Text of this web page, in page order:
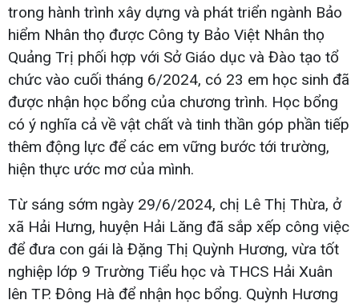
trong hành trình xây dựng và phát triển ngành Bảo
hiểm Nhân thọ được Công ty Bảo Việt Nhân thọ
Quảng Trị phối hợp với Sở Giáo dục và Đào tạo tổ
chức vào cuối tháng 6/2024, có 23 em học sinh đã
được nhận học bổng của chương trình. Học bổng
có ý nghĩa cả về vật chất và tinh thần góp phần tiếp
thêm động lực để các em vững bước tới trường,
hiện thực ước mơ của mình.
Từ sáng sớm ngày 29/6/2024, chị Lê Thị Thừa, ở
xã Hải Hưng, huyện Hải Lăng đã sắp xếp công việc
để đưa con gái là Đặng Thị Quỳnh Hương, vừa tốt
nghiệp lớp 9 Trường Tiểu học và THCS Hải Xuân
lên TP. Đông Hà để nhận học bổng. Quỳnh Hương